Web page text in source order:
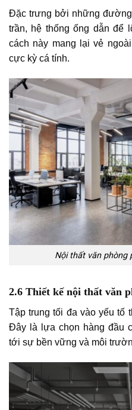
Đặc trưng bởi những
trần, hệ thống ống dẫn để
cách này mang lại vẻ
cực kỳ cá tính.
Nội thất văn phòng
2.6 Thiết kế nội thất văn
Tập trung tối đa vào yếu tố
Đây là lựa chọn hàng đầu
tới sự bền vững và môi